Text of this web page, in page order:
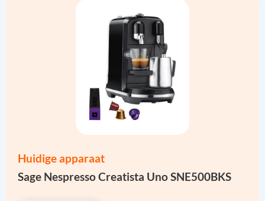
Huidige apparaat
Sage Nespresso Creatista Uno SNE500BKS